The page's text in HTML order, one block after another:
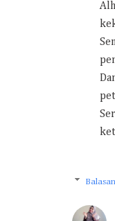
Balasan